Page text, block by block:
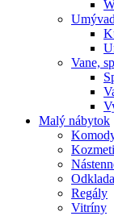
Vane,
Malý nábytok
Regály
Vitríny